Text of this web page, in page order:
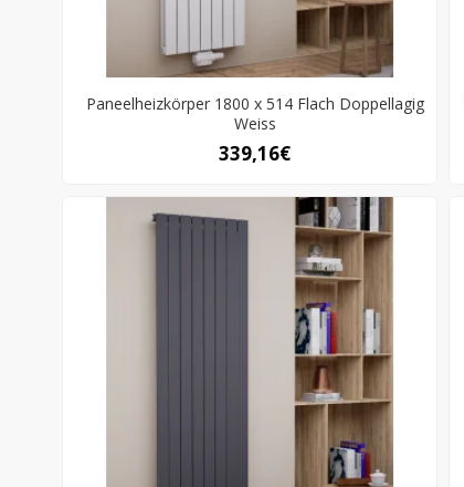
Paneelheizkörper 1800 x 514 Flach Doppellagig
Weiss
339,16€